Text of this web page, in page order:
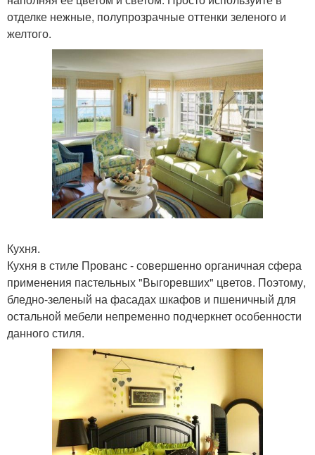
отделке нежные, полупрозрачные оттенки зеленого и
желтого.
Кухня.
Кухня в стиле Прованс - совершенно органичная сфера
применения пастельных "Выгоревших" цветов. Поэтому,
бледно-зеленый на фасадах шкафов и пшеничный для
остальной мебели непременно подчеркнет особенности
данного стиля.